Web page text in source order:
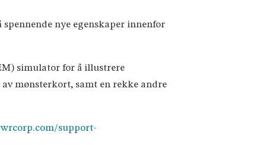
nye egenskaper innenfor
simulator for å illustrere
mønsterkort, samt en rekke andre
support-